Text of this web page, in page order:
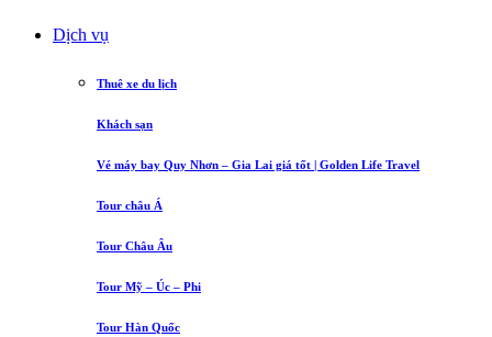
Dịch vụ
Thuê xe du lịch
Khách sạn
Vé máy bay Quy Nhơn – Gia Lai giá tốt | Golden Life Travel
Tour châu Á
Tour Châu Âu
Tour Mỹ – Úc – Phi
Tour Hàn Quốc